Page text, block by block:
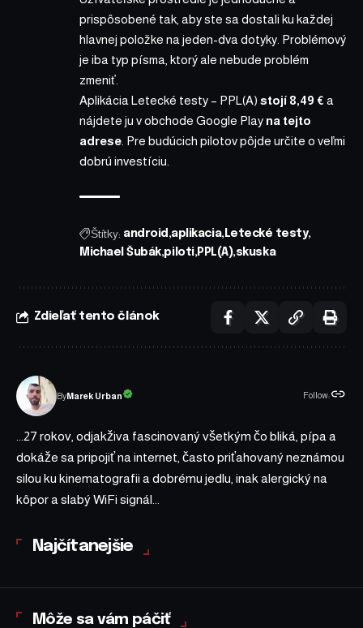
prispôsobené tak, aby ste sa dostali ku každej
hlavnej položke na jeden-dva dotyky. Problémový
je iba typ písma, ktorý ale nebude problém
zmeniť.
Aplikácia Letecké testy – PPL(A) stojí 8,49 € a
nájdete ju v obchode Google Play na tejto
adrese . Pre budúcich pilotov pôjde určite o veľmi
dobrú investíciu.
Štítky: android aplikacia Letecké testy
Michael Šubák piloti PPL(A) skuska
Zdieľať tento článok
ByMarek Urban Follow:
...27 rokov, odjakživa fascinovaný všetkým čo bliká, pípa a
dokáže sa pripojiť na internet, často priťahovaný neznámou
silou ku kinematografii a dobrému jedlu, inak alergický na
kôpor a slabý WiFi signál...
Najčítanejšie
Môže sa vám páčiť